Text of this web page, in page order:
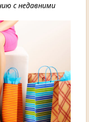
с недавними